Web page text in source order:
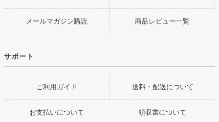
メールマガジン購読 商品レビュー一覧
サポート
ご利用ガイド 送料・配送について
お支払いについて 領収書について